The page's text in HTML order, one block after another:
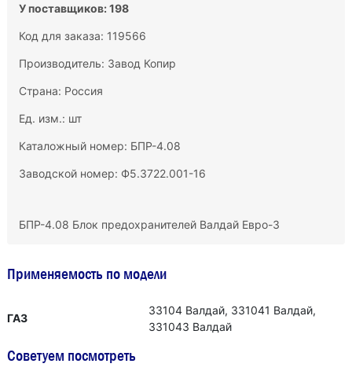
У поставщиков: 198
Код для заказа: 119566
Производитель: Завод Копир
Страна: Россия
Ед. изм.: шт
Каталожный номер: БПР-4.08
Заводской номер: Ф5.3722.001-16
БПР-4.08 Блок предохранителей Валдай Евро-3
Применяемость по модели
ГАЗ
33104 Валдай, 331041 Валдай,
331043 Валдай
Советуем посмотреть